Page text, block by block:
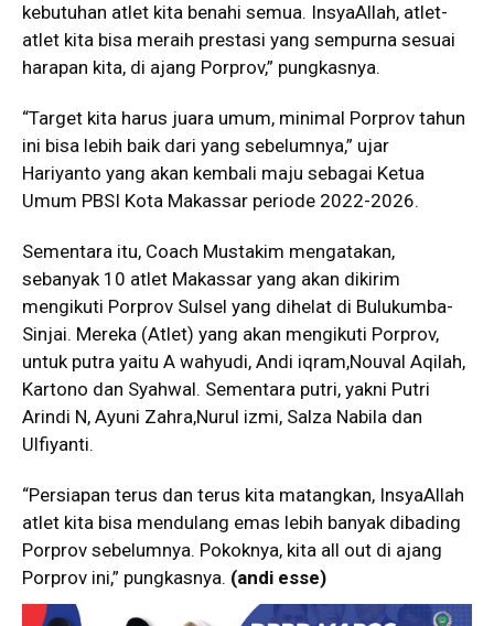
kebutuhan atlet kita benahi semua. InsyaAllah, atlet-
atlet kita bisa meraih prestasi yang sempurna sesuai
harapan kita, di ajang Porprov,” pungkasnya.
“Target kita harus juara umum, minimal Porprov tahun
ini bisa lebih baik dari yang sebelumnya,” ujar
Hariyanto yang akan kembali maju sebagai Ketua
Umum PBSI Kota Makassar periode 2022-2026.
Sementara itu, Coach Mustakim mengatakan,
sebanyak 10 atlet Makassar yang akan dikirim
mengikuti Porprov Sulsel yang dihelat di Bulukumba-
Sinjai. Mereka (Atlet) yang akan mengikuti Porprov,
untuk putra yaitu A wahyudi, Andi iqram,Nouval Aqilah,
Kartono dan Syahwal. Sementara putri, yakni Putri
Arindi N, Ayuni Zahra,Nurul izmi, Salza Nabila dan
Ulfiyanti.
“Persiapan terus dan terus kita matangkan, InsyaAllah
atlet kita bisa mendulang emas lebih banyak dibading
Porprov sebelumnya. Pokoknya, kita all out di ajang
Porprov ini,” pungkasnya. (andi esse)